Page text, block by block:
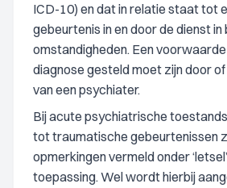
ICD-10) en dat in relatie staat tot
gebeurtenis in en door de dienst
omstandigheden. Een
diagnose gesteld moet zijn door
van een psychiater.
Bij acute psychiatrische
tot traumatische gebeurtenissen
opmerkingen vermeld onder
toepassing. Wel wordt hierbij